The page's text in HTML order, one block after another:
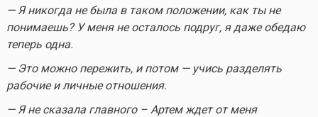
— Я никогда не была в таком положении, как ты не
понимаешь? У меня не осталось подруг, я даже обедаю
теперь одна.
— Это можно пережить, и потом — учись разделять
рабочие и личные отношения.
— Я не сказала главного – Артем ждет от меня